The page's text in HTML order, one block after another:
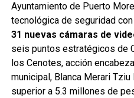
Ayuntamiento de Puerto
tecnológica de seguridad
31 nuevas cámaras de
seis puntos estratégicos de
los Cenotes, acción
municipal, Blanca Merari
superior a 5.3 millones de